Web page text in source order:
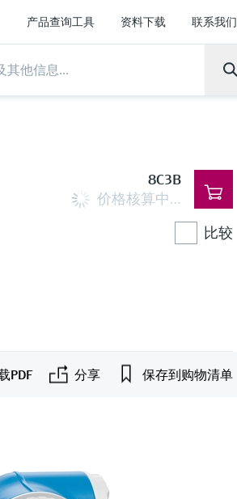
产品查询工具 资料下载 联系我们
8C3B
价格核算中…
比较
PDF 分享 保存到购物清单